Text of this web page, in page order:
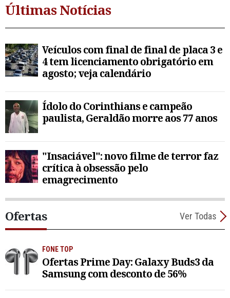
Últimas Notícias
Veículos com final de final de placa 3 e
4 tem licenciamento obrigatório em
agosto; veja calendário
Ídolo do Corinthians e campeão
paulista, Geraldão morre aos 77 anos
"Insaciável": novo filme de terror faz
crítica à obsessão pelo
emagrecimento
Ofertas Ver Todas
FONE TOP
Ofertas Prime Day: Galaxy Buds3 da
Samsung com desconto de 56%